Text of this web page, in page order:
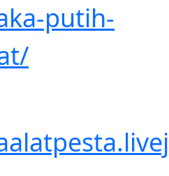
putih-